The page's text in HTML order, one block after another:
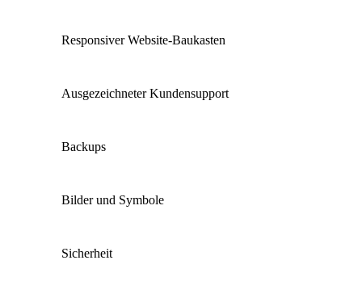
Responsiver Website-Baukasten
Ausgezeichneter Kundensupport
Backups
Bilder und Symbole
Sicherheit